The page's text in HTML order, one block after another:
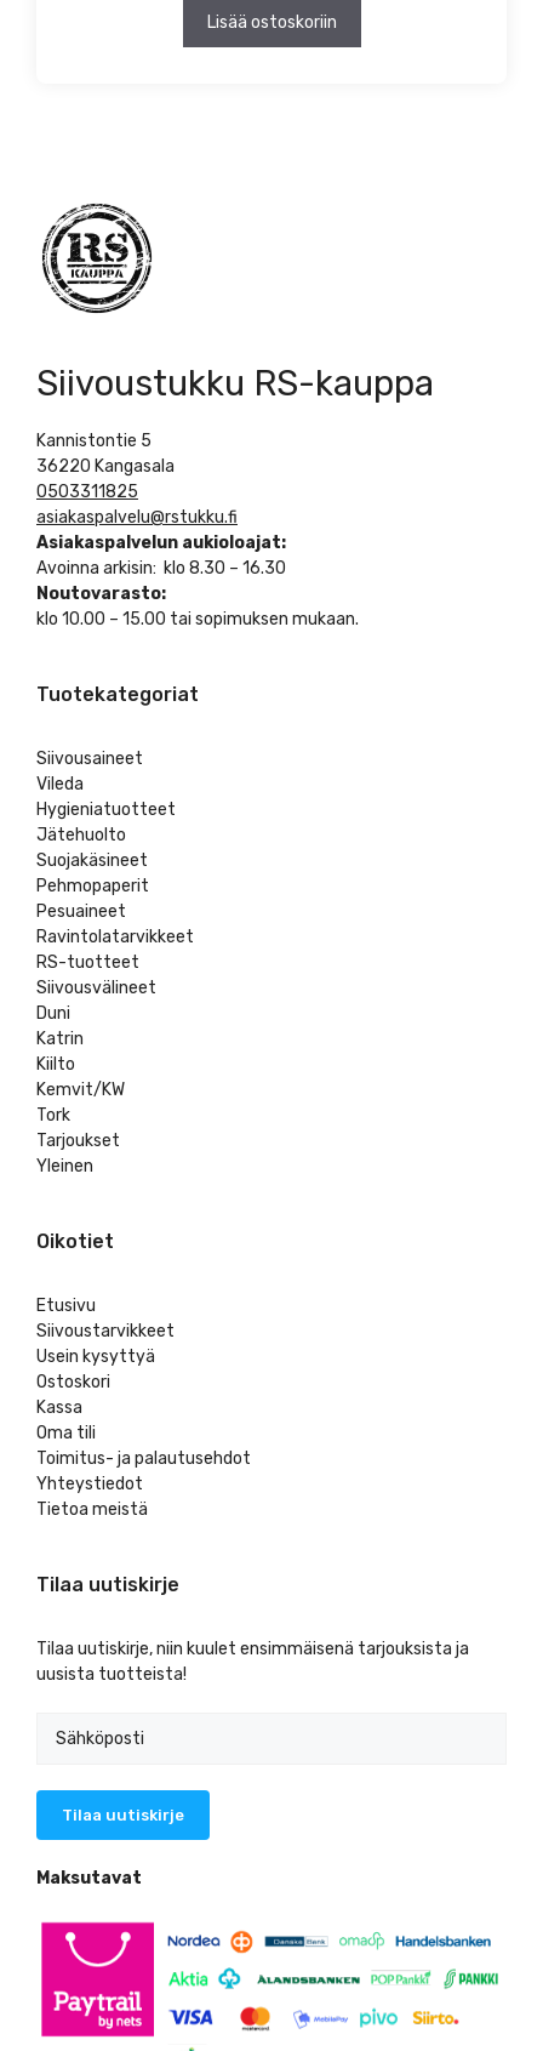
Lisää ostoskoriin
Siivoustukku RS-kauppa
Kannistontie 5
36220 Kangasala
0503311825
asiakaspalvelu@rstukku.fi
Asiakaspalvelun aukioloajat:
Avoinna arkisin: klo 8.30 – 16.30
Noutovarasto:
klo 10.00 – 15.00 tai sopimuksen mukaan.
Tuotekategoriat
Siivousaineet
Vileda
Hygieniatuotteet
Jätehuolto
Suojakäsineet
Pehmopaperit
Pesuaineet
Ravintolatarvikkeet
RS-tuotteet
Siivousvälineet
Duni
Katrin
Kiilto
Kemvit/KW
Tork
Tarjoukset
Yleinen
Oikotiet
Etusivu
Siivoustarvikkeet
Usein kysyttyä
Ostoskori
Kassa
Oma tili
Toimitus- ja palautusehdot
Yhteystiedot
Tietoa meistä
Tilaa uutiskirje
Tilaa uutiskirje, niin kuulet ensimmäisenä tarjouksista ja
uusista tuotteista!
Maksutavat